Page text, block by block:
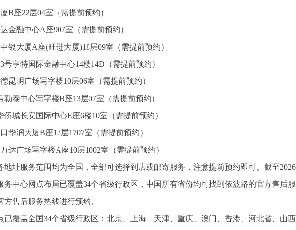
B座22层04室（需提前预约）
金融中心A座907室（需提前预约）
银大厦A座(旺进大厦)18层09室（需提前预约）
亨特国际金融中心14楼14D（需提前预约）
昆明广场写字楼10层06室（需提前预约）
泰中心写字楼B座13层07室（需提前预约）
城长安国际中心E座6楼10室（需提前预约）
华润大厦B座17层1707室（需提前预约）
达广场写字楼A座10层1002室（需提前预约）
地址服务范围均为全国，全部可选择到店或邮寄服务，注意提前预约即可。截至2026
务中心网点布局已覆盖34个省级行政区，中国所有省份均可找到依波路的官方售后服
售后服务热线进行预约。
已覆盖全国34个省级行政区：北京、上海、天津、重庆、澳门、香港、河北省、山西